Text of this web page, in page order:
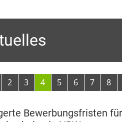
2 3 4 5 6 7 8
Bewerbungsfristen